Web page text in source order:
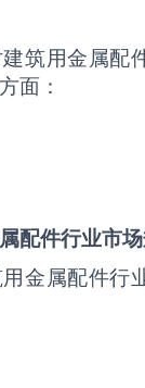
筑用金属配
面：
配件行业市
金属配件行